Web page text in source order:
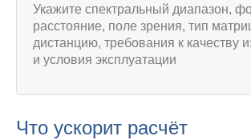
Что ускорит расчёт